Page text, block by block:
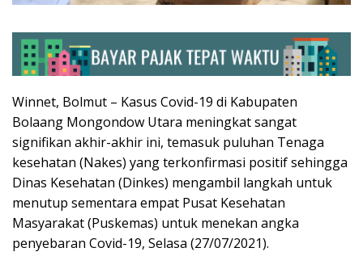
Winnet, Bolmut – Kasus Covid-19 di Kabupaten
Bolaang Mongondow Utara meningkat sangat
signifikan akhir-akhir ini, temasuk puluhan Tenaga
kesehatan (Nakes) yang terkonfirmasi positif sehingga
Dinas Kesehatan (Dinkes) mengambil langkah untuk
menutup sementara empat Pusat Kesehatan
Masyarakat (Puskemas) untuk menekan angka
penyebaran Covid-19, Selasa (27/07/2021).